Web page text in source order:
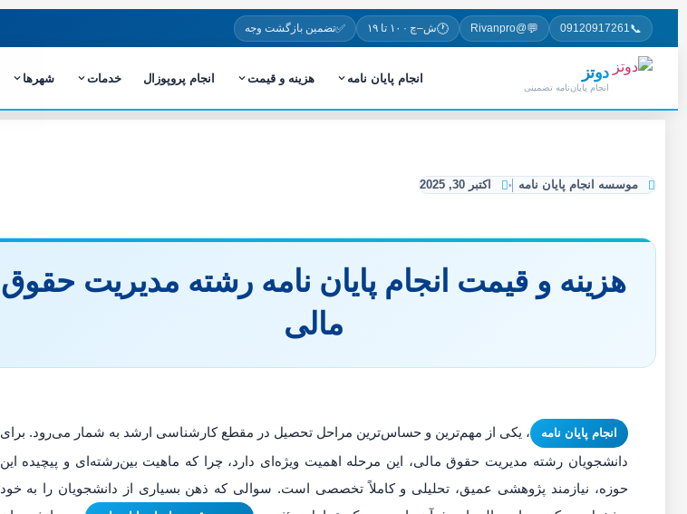
📞
09120917261
💬
@Rivanpro
🕐ش–چ · ۱۰ تا ۱۹ ✅تضمین بازگشت وجه
دوتز
انجام پایان‌نامه تضمینی
انجام پایان نامه هزینه و قیمت انجام پروپوزال خدمات شهرها
موسسه انجام پایان نامه اکتبر 30, 2025
هزینه و قیمت انجام پایان نامه رشته مدیریت حقوق
مالی
انجام پایان نامه
، یکی از مهم‌ترین و حساس‌ترین مراحل تحصیل در مقطع کارشناسی ارشد به شمار می‌رود. برای
دانشجویان رشته مدیریت حقوق مالی، این مرحله اهمیت ویژه‌ای دارد، چرا که ماهیت بین‌رشته‌ای و پیچیده این
حوزه، نیازمند پژوهشی عمیق، تحلیلی و کاملاً تخصصی است. سوالی که ذهن بسیاری از دانشجویان را به خود